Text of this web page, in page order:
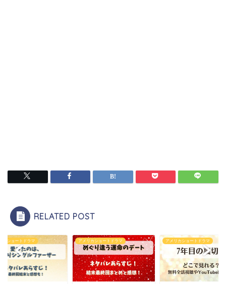
RELATED POST
カショートドラマ アメリカショートドラマ アメリカショートドラマ